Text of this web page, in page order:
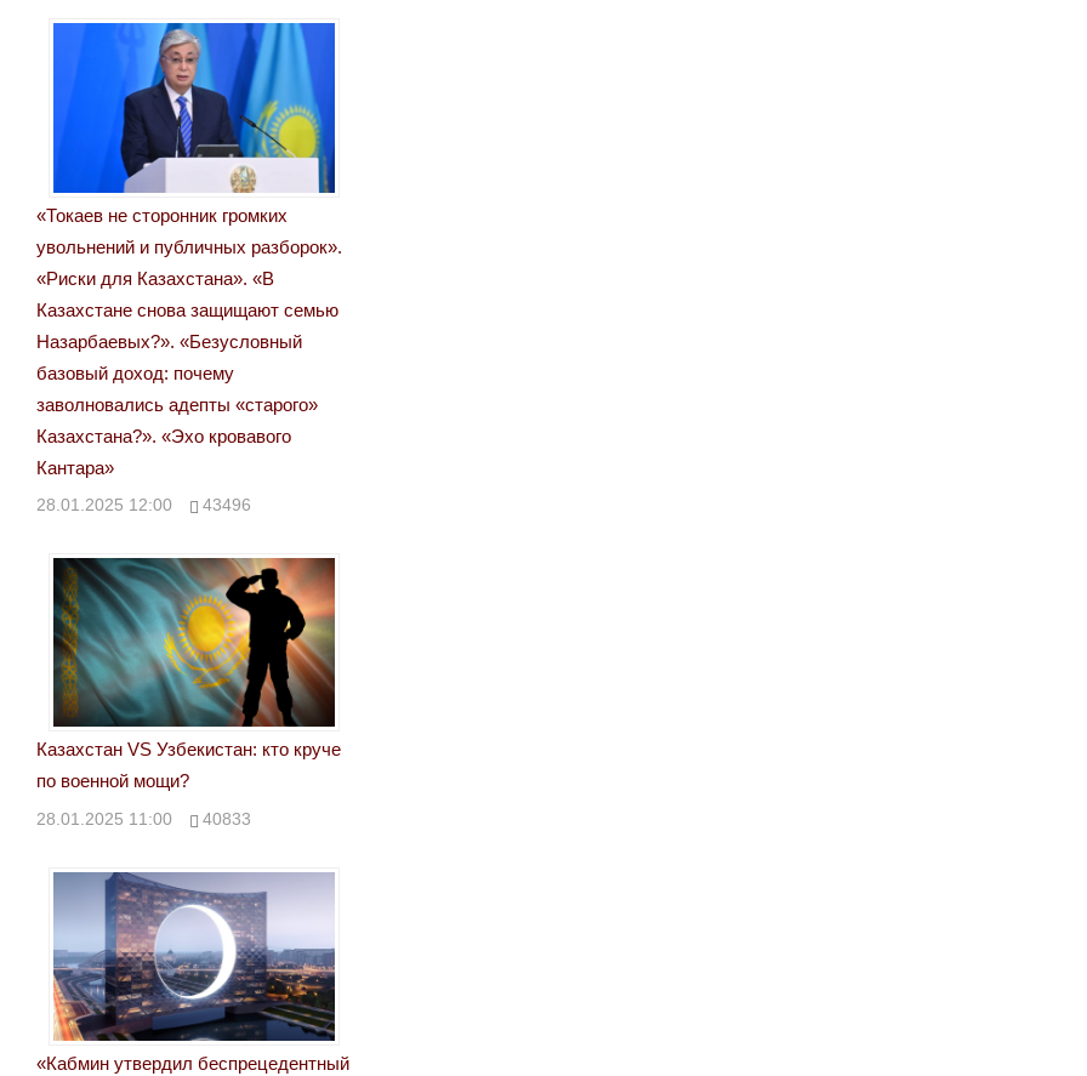
«Токаев не сторонник громких
увольнений и публичных разборок».
«Риски для Казахстана». «В
Казахстане снова защищают семью
Назарбаевых?». «Безусловный
базовый доход: почему
заволновались адепты «старого»
Казахстана?». «Эхо кровавого
Кантара»
28.01.2025 12:00 43496
Казахстан VS Узбекистан: кто круче
по военной мощи?
28.01.2025 11:00 40833
«Кабмин утвердил беспрецедентный